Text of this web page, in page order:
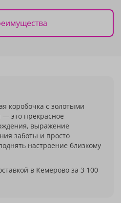
коробочка с золотыми
это прекрасное
выражение
заботы и просто
настроение близкому
в Кемерово за 3 100